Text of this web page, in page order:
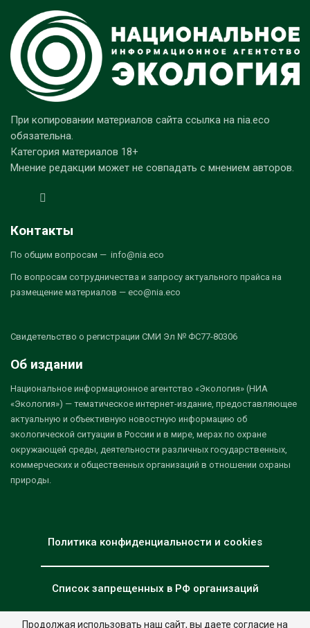
При копировании материалов сайта ссылка на nia.eco
обязательна.
Категория материалов 18+
Мнение редакции может не совпадать с мнением авторов.
Контакты
По общим вопросам — info@nia.eco
По вопросам сотрудничества и запросу актуального прайса на
размещение материалов — eco@nia.eco
Свидетельство о регистрации СМИ Эл № ФС77-80306
Об издании
Национальное информационное агентство «Экология» (НИА
«Экология») — тематическое интернет-издание, предоставляющее
актуальную и объективную новостную информацию об
экологической ситуации в России и в мире, мерах по охране
окружающей среды, деятельности различных государственных,
коммерческих и общественных организаций в отношении охраны
природы.
Политика конфиденциальности и cookies
Список запрещенных в РФ организаций
Продолжая использовать наш сайт, вы даете согласие на